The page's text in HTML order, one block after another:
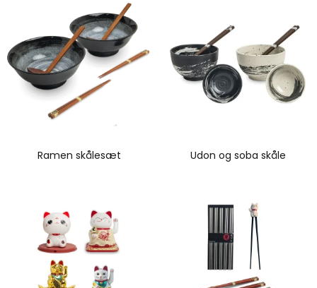
Ramen skålesæt Udon og soba skåle